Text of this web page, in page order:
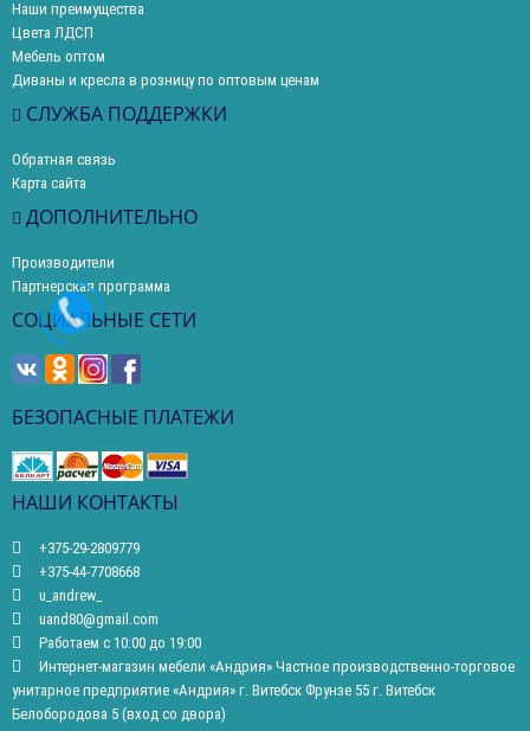
Наши преимущества
Цвета ЛДСП
Мебель оптом
Диваны и кресла в розницу по оптовым ценам
СЛУЖБА ПОДДЕРЖКИ
Обратная связь
Карта сайта
ДОПОЛНИТЕЛЬНО
Производители
Партнерская программа
СОЦИАЛЬНЫЕ СЕТИ
БЕЗОПАСНЫЕ ПЛАТЕЖИ
НАШИ КОНТАКТЫ
+375-29-2809779
+375-44-7708668
u_andrew_
uand80@gmail.com
Работаем с 10:00 до 19:00
Интернет-магазин мебели «Андрия» Частное производственно-торговое
унитарное предприятие «Андрия» г. Витебск Фрунзе 55 г. Витебск
Белобородова 5 (вход со двора)